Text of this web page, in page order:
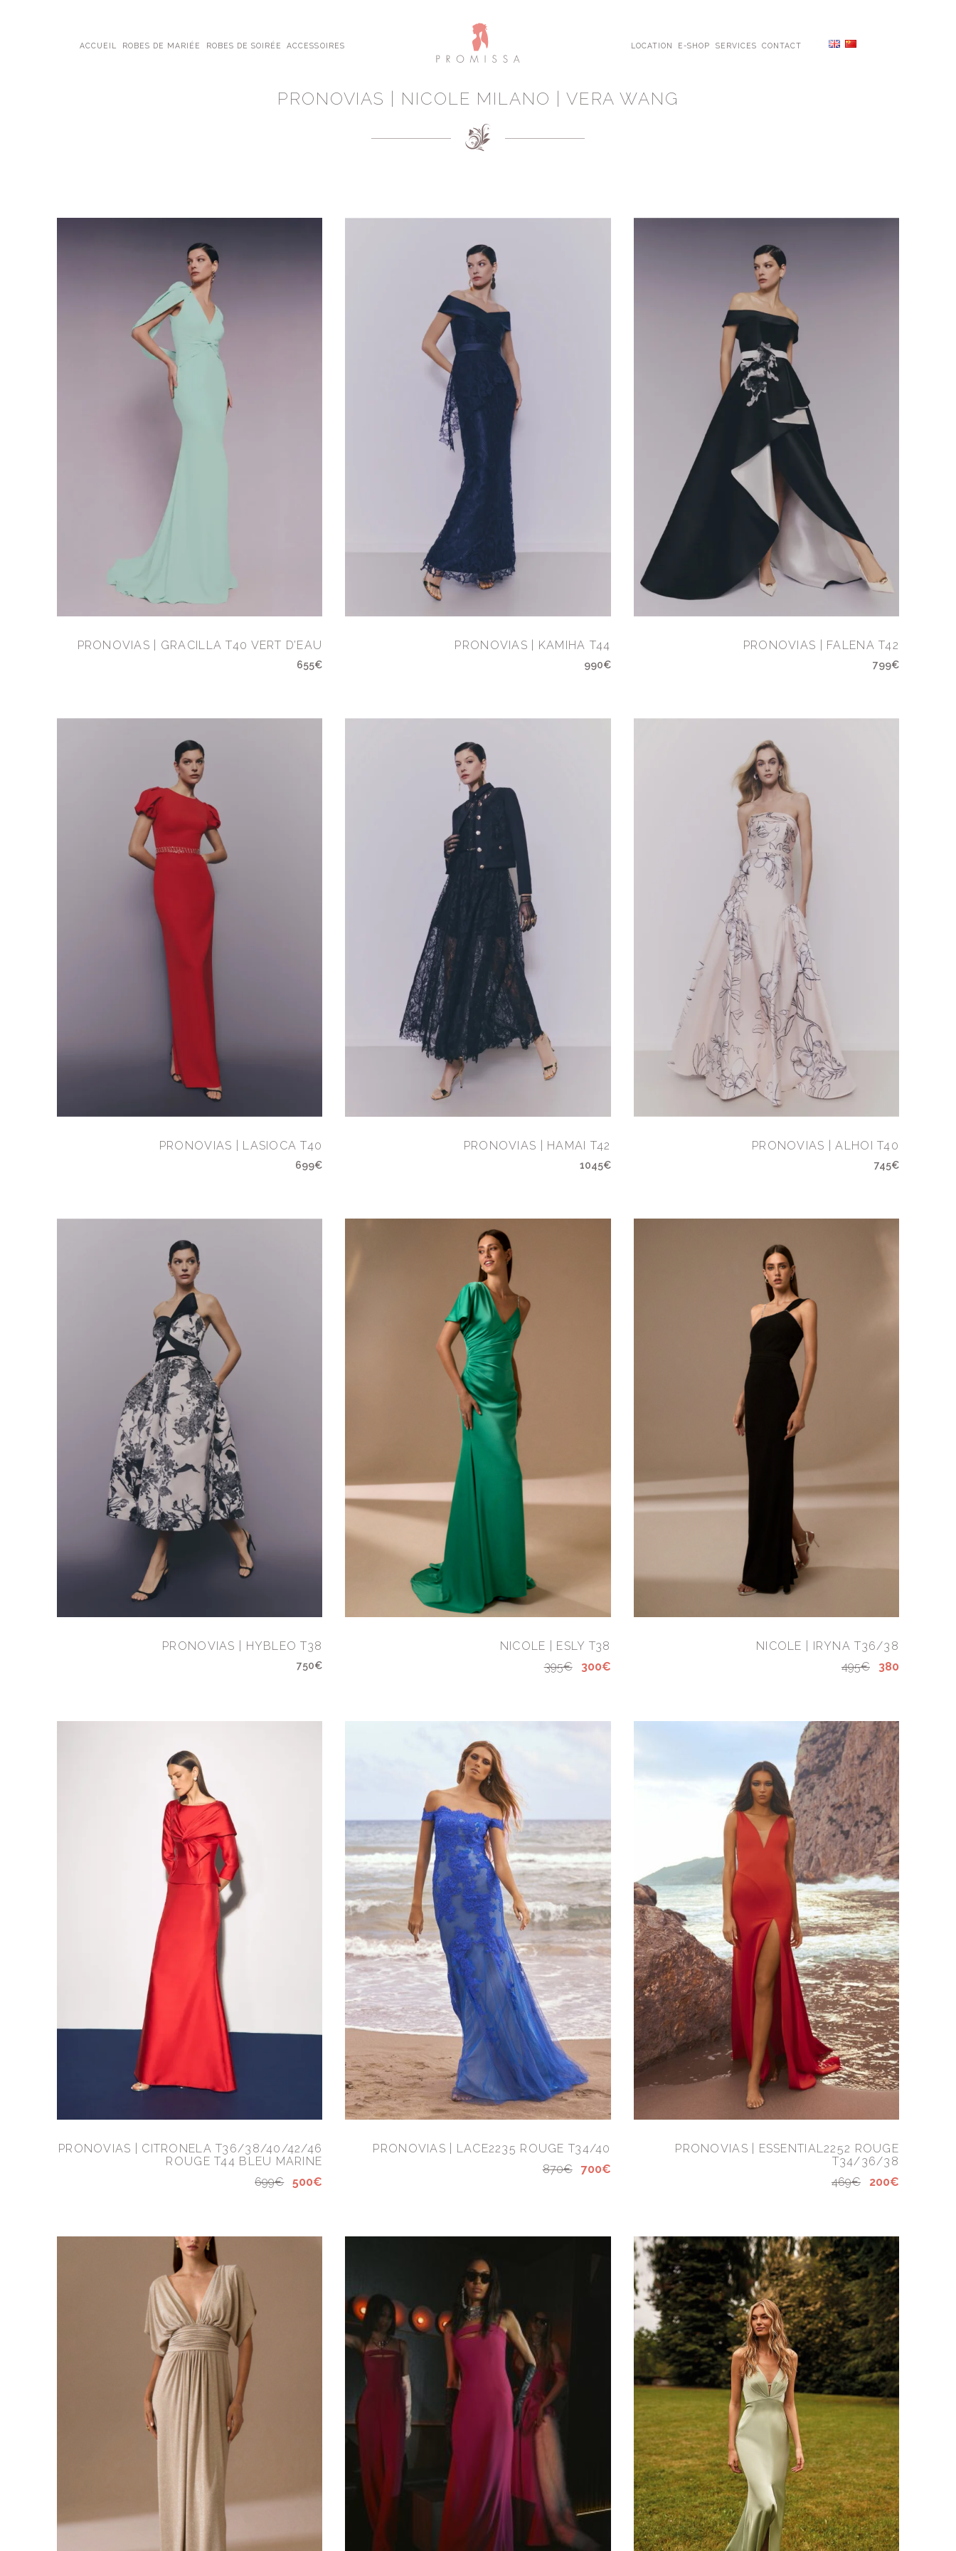
ACCUEIL ROBES DE MARIÉE ROBES DE SOIRÉE ACCESSOIRES LOCATION E-SHOP SERVICES CONTACT
PRONOVIAS | NICOLE MILANO | VERA WANG
PRONOVIAS | GRACILLA T40 VERT D’EAU
655€
PRONOVIAS | KAMIHA T44
990€
PRONOVIAS | FALENA T42
799€
PRONOVIAS | LASIOCA T40
699€
PRONOVIAS | HAMAI T42
1045€
PRONOVIAS | ALHOI T40
745€
PRONOVIAS | HYBLEO T38
750€
NICOLE | ESLY T38
395€
300€
NICOLE | IRYNA T36/38
495€
380
PRONOVIAS | CITRONELA T36/38/40/42/46
ROUGE T44 BLEU MARINE
699€
500€
PRONOVIAS | LACE2235 ROUGE T34/40
870€
700€
PRONOVIAS | ESSENTIAL2252 ROUGE
T34/36/38
469€
200€